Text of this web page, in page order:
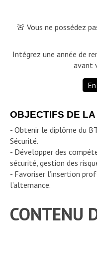
🚨 Vous ne possédez
Intégrez une année de
avant
OBJECTIFS DE
- Obtenir le diplôme du
Sécurité.
- Développer des
sécurité, gestion des
- Favoriser l’insertion
l’alternance.
CONTENU